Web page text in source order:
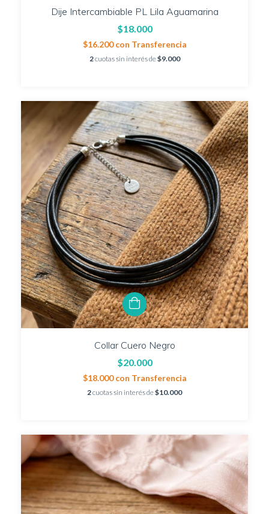
Dije Intercambiable PL Lila Aguamarina
$18.000
$16.200con Transferencia
2cuotas sin interés de$9.000
Collar Cuero Negro
$20.000
$18.000con Transferencia
2cuotas sin interés de$10.000